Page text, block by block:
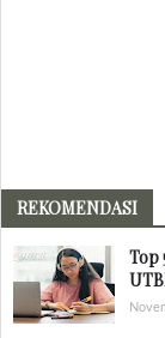
REKOMENDASI
Top